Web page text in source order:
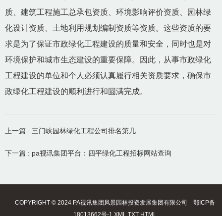
质、建筑工程施工总承包资质、环境影响评价资质、园林绿
化设计资质、土地利用规划编制资质等资质。这些资质的要
求是为了保证市政绿化工程建设的质量和安全，同时也是对
环境保护和城市生态建设的重要保障。因此，从事市政绿化
工程建设的单位和个人必须认真履行相关资质要求，确保市
政绿化工程建设的顺利进行和圆满完成。
上一篇 : 三门峡园林绿化工程公司排名第几
下一篇 : pa视讯集团平台：四平绿化工程招标网站查询
COPYRIGHT © 2024 PA视讯集团风景园林投资发展集团有限公司 鄂ICP备
18013662号-1 XML TXT HTML